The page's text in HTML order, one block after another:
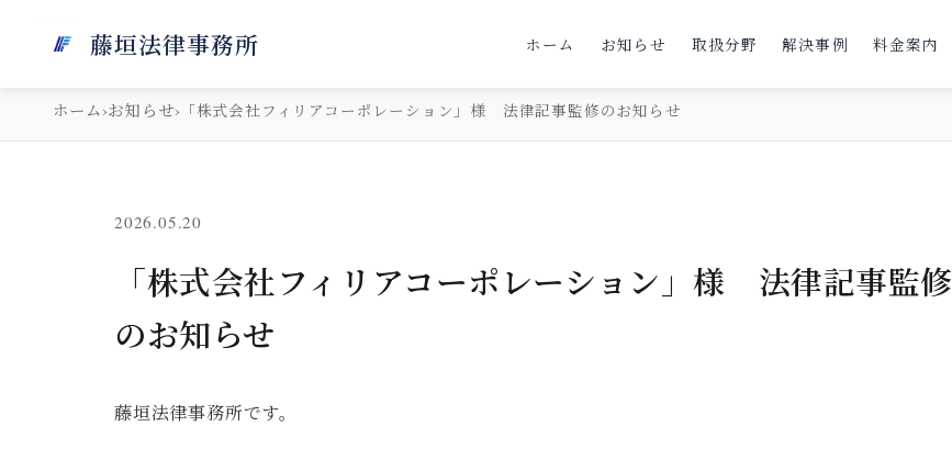
藤垣法律事務所 ホーム お知らせ 取扱分野 解決事例 料金案内
ホーム›お知らせ› 「株式会社フィリアコーポレーション」様 法律記事監修のお知らせ
2026.05.20
「株式会社フィリアコーポレーション」様 法律記事監修
のお知らせ
藤垣法律事務所です。